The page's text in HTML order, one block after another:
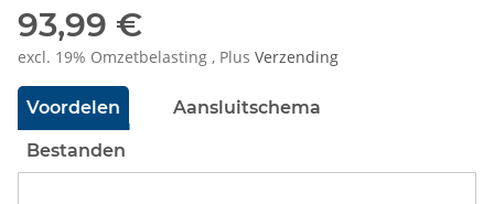
93,99 €
excl. 19% Omzetbelasting , Plus Verzending
Voordelen Aansluitschema
Bestanden